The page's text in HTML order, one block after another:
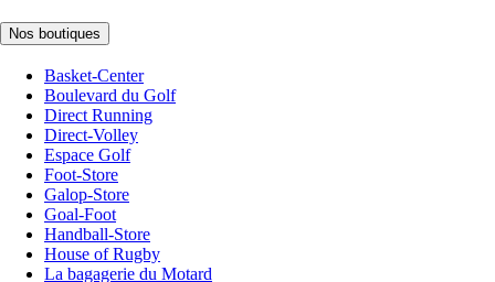
Nos boutiques
Basket-Center
Boulevard du Golf
Direct Running
Direct-Volley
Espace Golf
Foot-Store
Galop-Store
Goal-Foot
Handball-Store
House of Rugby
La bagagerie du Motard